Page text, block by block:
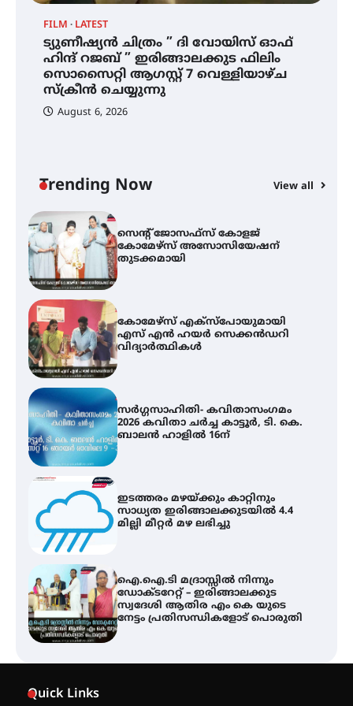
FILM LATEST
ട്യുണീഷ്യൻ ചിത്രം ” ദി വോയിസ് ഓഫ്
ഹിന്ദ് റജബ് ” ഇരിങ്ങാലക്കുട ഫിലിം
സൊസൈറ്റി ആഗസ്റ്റ് 7 വെള്ളിയാഴ്ച
സ്‌ക്രീൻ ചെയ്യുന്നു
August 6, 2026
Trending Now View all
ഐ.ഐ.ടി മദ്രാസ്സിൽ നിന്നും
ഡോക്ടറേറ്റ് – ഇരിങ്ങാലക്കുട
സ്വദേശി ആതിര എം കെ യുടെ
നേട്ടം പ്രതിസന്ധികളോട് പൊരുതി
വെള്ളിയാഴ്ച സ്‌ക്രീൻ ചെയ്യുന്നു
സെന്റ് ജോസഫ്സ് കോളജ്
കോമേഴ്‌സ് അസോസിയേഷന്
തുടക്കമായി
കോമേഴ്സ് എക്സ്പോയുമായി
എസ് എൻ ഹയർ സെക്കൻഡറി
വിദ്യാർത്ഥികൾ
സർഗ്ഗസാഹിതി- കവിതാസംഗമം
2026 കവിതാ ചർച്ച കാട്ടൂർ, ടി. കെ.
ബാലൻ ഹാളിൽ 16ന്
ഇടത്തരം മഴയ്ക്കും കാറ്റിനും
സാധ്യത ഇരിങ്ങാലക്കുടയിൽ 4.4
മില്ലി മീറ്റർ മഴ ലഭിച്ചു
ഐ.ഐ.ടി മദ്രാസ്സിൽ നിന്നും
ഡോക്ടറേറ്റ് – ഇരിങ്ങാലക്കുട
സ്വദേശി ആതിര എം കെ യുടെ
നേട്ടം പ്രതിസന്ധികളോട് പൊരുതി
Quick Links